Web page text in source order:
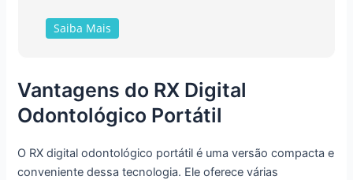
Saiba Mais
Vantagens do RX Digital
Odontológico Portátil
O RX digital odontológico portátil é uma versão compacta e
conveniente dessa tecnologia. Ele oferece várias